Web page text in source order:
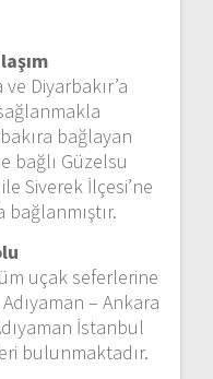
Diyarbakır’a
bağlayan
bağlı Güzelsu
Siverek İlçesi’ne
bağlanmıştır.
uçak seferlerine
– Ankara
İstanbul
bulunmaktadır.